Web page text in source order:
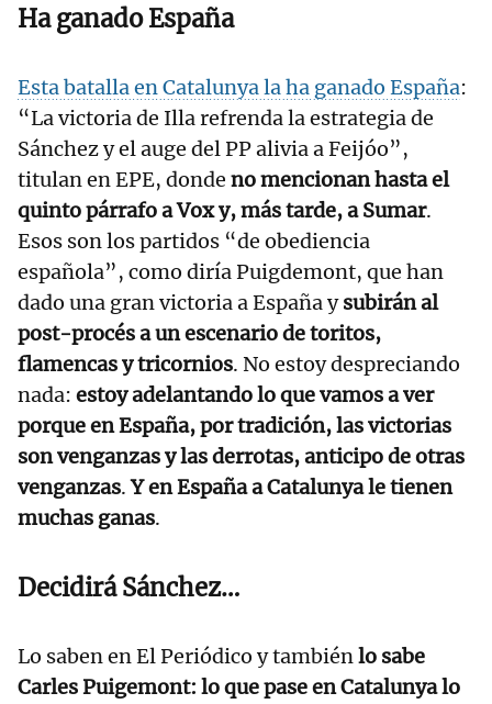
Ha ganado España
Esta batalla en Catalunya la ha ganado España:
“La victoria de Illa refrenda la estrategia de
Sánchez y el auge del PP alivia a Feijóo”,
titulan en EPE, donde no mencionan hasta el
quinto párrafo a Vox y, más tarde, a Sumar.
Esos son los partidos “de obediencia
española”, como diría Puigdemont, que han
dado una gran victoria a España ysubirán al
post-procés a un escenario de toritos,
flamencas y tricornios. No estoy despreciando
nada: estoy adelantando lo que vamos a ver
porque en España, por tradición, las victorias
son venganzas y las derrotas, anticipo de otras
venganzas.Y en España a Catalunya le tienen
muchas ganas.
Decidirá Sánchez…
Lo saben en El Periódico y tambiénlo sabe
Carles Puigemont: lo que pase en Catalunya lo